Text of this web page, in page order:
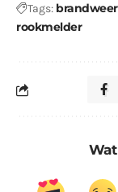
Tags: brandweer
rookmelder